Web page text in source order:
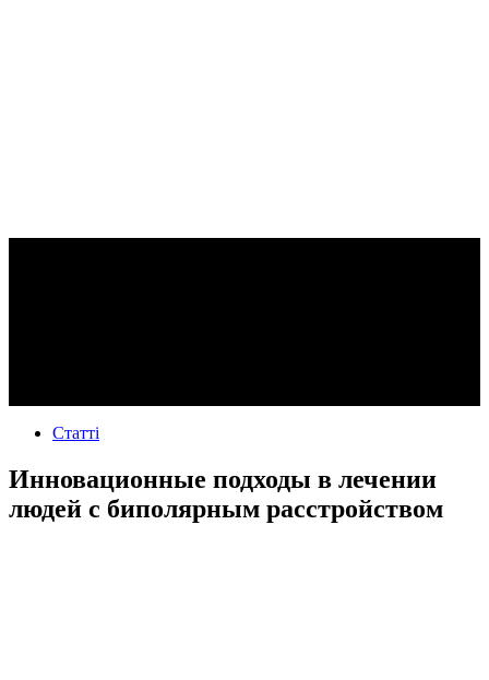
Статті
Инновационные подходы в лечении
людей с биполярным расстройством